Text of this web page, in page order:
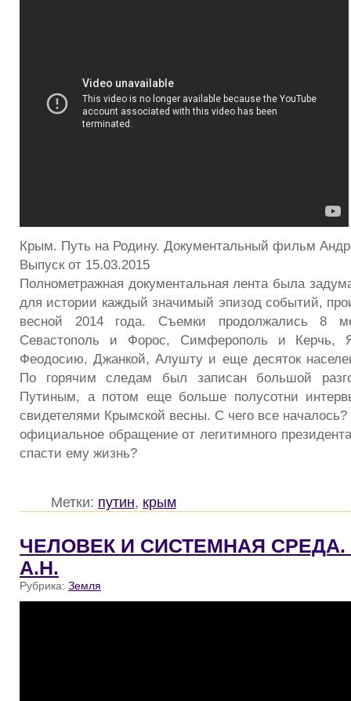
Крым. Путь на Родину. Документальный фильм
Выпуск от 15.03.2015
Полнометражная документальная лента была
для истории каждый значимый эпизод событий,
весной 2014 года. Съемки продолжались 8
Севастополь и Форос, Симферополь и Керчь,
Феодосию, Джанкой, Алушту и еще десяток
По горячим следам был записан большой
Путиным, а потом еще больше полусотни
свидетелями Крымской весны. С чего все
официальное обращение от легитимного
спасти ему жизнь?
Метки: путин, крым
ЧЕЛОВЕК И СИСТЕМНАЯ
А.Н.
Рубрика: Земля